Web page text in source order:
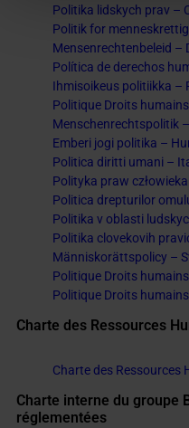
Politika lidskych prav –
Politik for
Mensenrechtenbeleid –
Política de derechos
Ihmisoikeus politiikka –
Politique Droits
Menschenrechtspolitik
Emberi jogi politika –
Politica diritti umani –
Polityka praw
Politica drepturilor
Politika v oblasti
Politika clovekovih
Människorättspolicy –
Politique Droits
Politique Droits
Charte des Ressources
Charte des Ressources
Charte interne du groupe
réglementées